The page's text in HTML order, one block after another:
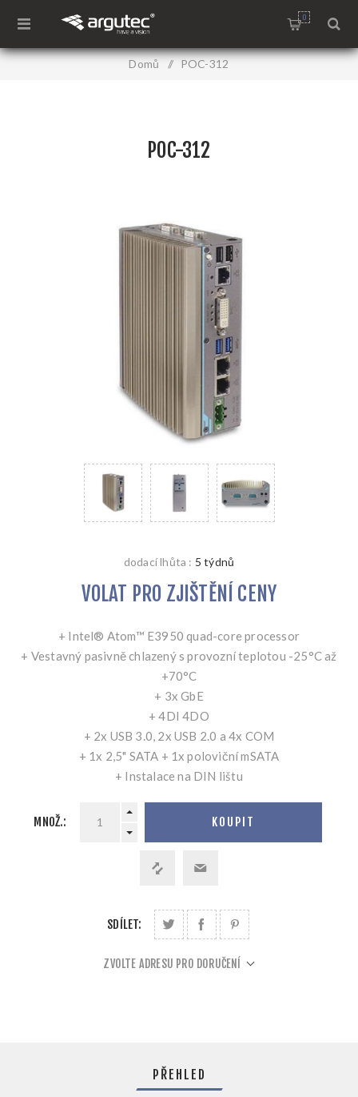
0
Domů / POC-312
POC-312
dodací lhůta : 5 týdnů
VOLAT PRO ZJIŠTĚNÍ CENY
+ Intel® Atom™ E3950 quad-core processor
+ Vestavný pasivně chlazený s provozní teplotou -25°C až
+70°C
+ 3x GbE
+ 4DI 4DO
+ 2x USB 3.0, 2x USB 2.0 a 4x COM
+ 1x 2,5" SATA + 1x poloviční mSATA
+ Instalace na DIN lištu
MNOŽ.: KOUPIT
SDÍLET:
ZVOLTE ADRESU PRO DORUČENÍ
PŘEHLED